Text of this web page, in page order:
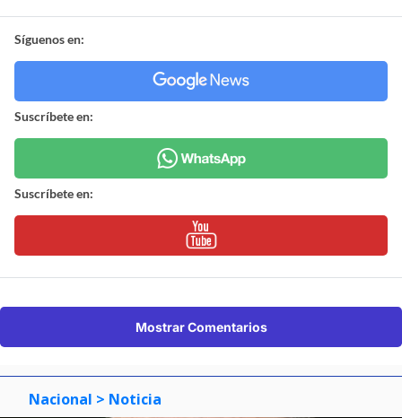
Síguenos en:
Suscríbete en:
Suscríbete en:
Mostrar Comentarios
Nacional > Noticia